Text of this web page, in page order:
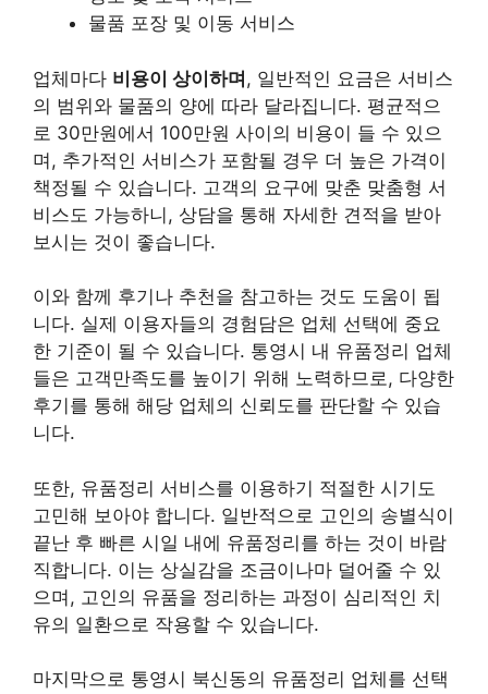
물품 포장 및 이동 서비스
업체마다 비용이 상이하며, 일반적인 요금은 서비스
의 범위와 물품의 양에 따라 달라집니다. 평균적으
로 30만원에서 100만원 사이의 비용이 들 수 있으
며, 추가적인 서비스가 포함될 경우 더 높은 가격이
책정될 수 있습니다. 고객의 요구에 맞춘 맞춤형 서
비스도 가능하니, 상담을 통해 자세한 견적을 받아
보시는 것이 좋습니다.
이와 함께 후기나 추천을 참고하는 것도 도움이 됩
니다. 실제 이용자들의 경험담은 업체 선택에 중요
한 기준이 될 수 있습니다. 통영시 내 유품정리 업체
들은 고객만족도를 높이기 위해 노력하므로, 다양한
후기를 통해 해당 업체의 신뢰도를 판단할 수 있습
니다.
또한, 유품정리 서비스를 이용하기 적절한 시기도
고민해 보아야 합니다. 일반적으로 고인의 송별식이
끝난 후 빠른 시일 내에 유품정리를 하는 것이 바람
직합니다. 이는 상실감을 조금이나마 덜어줄 수 있
으며, 고인의 유품을 정리하는 과정이 심리적인 치
유의 일환으로 작용할 수 있습니다.
마지막으로 통영시 북신동의 유품정리 업체를 선택